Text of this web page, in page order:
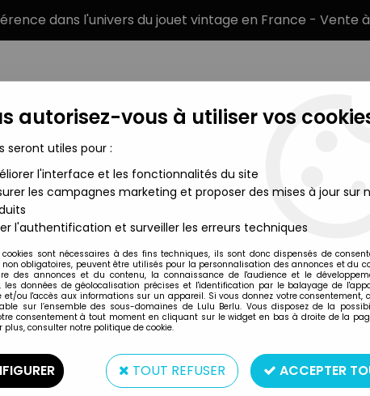
dans l'univers du jouet vintage en France - Vente
MARQUES TYPE DE PRODUIT
Yamato - Mechanical Collection Popy (2006) - EDF
Popy
SPACE
COLLECTION
Type : Réplique de vaisseau
Matière : plastique ABS
autorisez-vous à utiliser vos
seront utiles pour :
l'interface et les fonctionnalités du site
les campagnes marketing et proposer des mises à jour sur
l'authentification et surveiller les erreurs techniques
cookies sont nécessaires à des fins techniques, ils sont donc dispensés de
non obligatoires, peuvent être utilisés pour la personnalisation des annonces et du
des annonces et du contenu, la connaissance de l'audience et le
les données de géolocalisation précises et l'identification par le balayage de
et/ou l'accès aux informations sur un appareil. Si vous donnez votre consentement,
sur l’ensemble des sous-domaines de Lulu Berlu. Vous disposez de la
consentement à tout moment en cliquant sur le widget en bas à droite de la
plus, consulter notre politique de cookie.
TOUT REFUSER ACCEPTER